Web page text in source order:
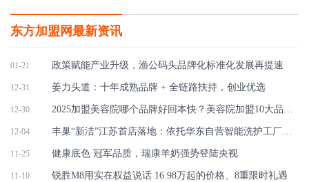
东方加盟网最新资讯
01-21 政策赋能产业升级，渔公码头品牌化标准化发展再提速
12-31 姜力头道：十年成熟品牌 + 全链路扶持，创业优选
12-30 2025加盟美容院哪个品牌好回本快？美容院加盟10大品牌经营模型拆解
12-04 丰巢“新洁”江苏首店落地：依托华东自营智能洗护工厂，形成一体化高端洗护
11-25 健康底色 冠军品质，瑞康羊奶强势登陆央视
11-10 锐胜M8用实在权益说话 16.98万起的价格、8重限时礼遇